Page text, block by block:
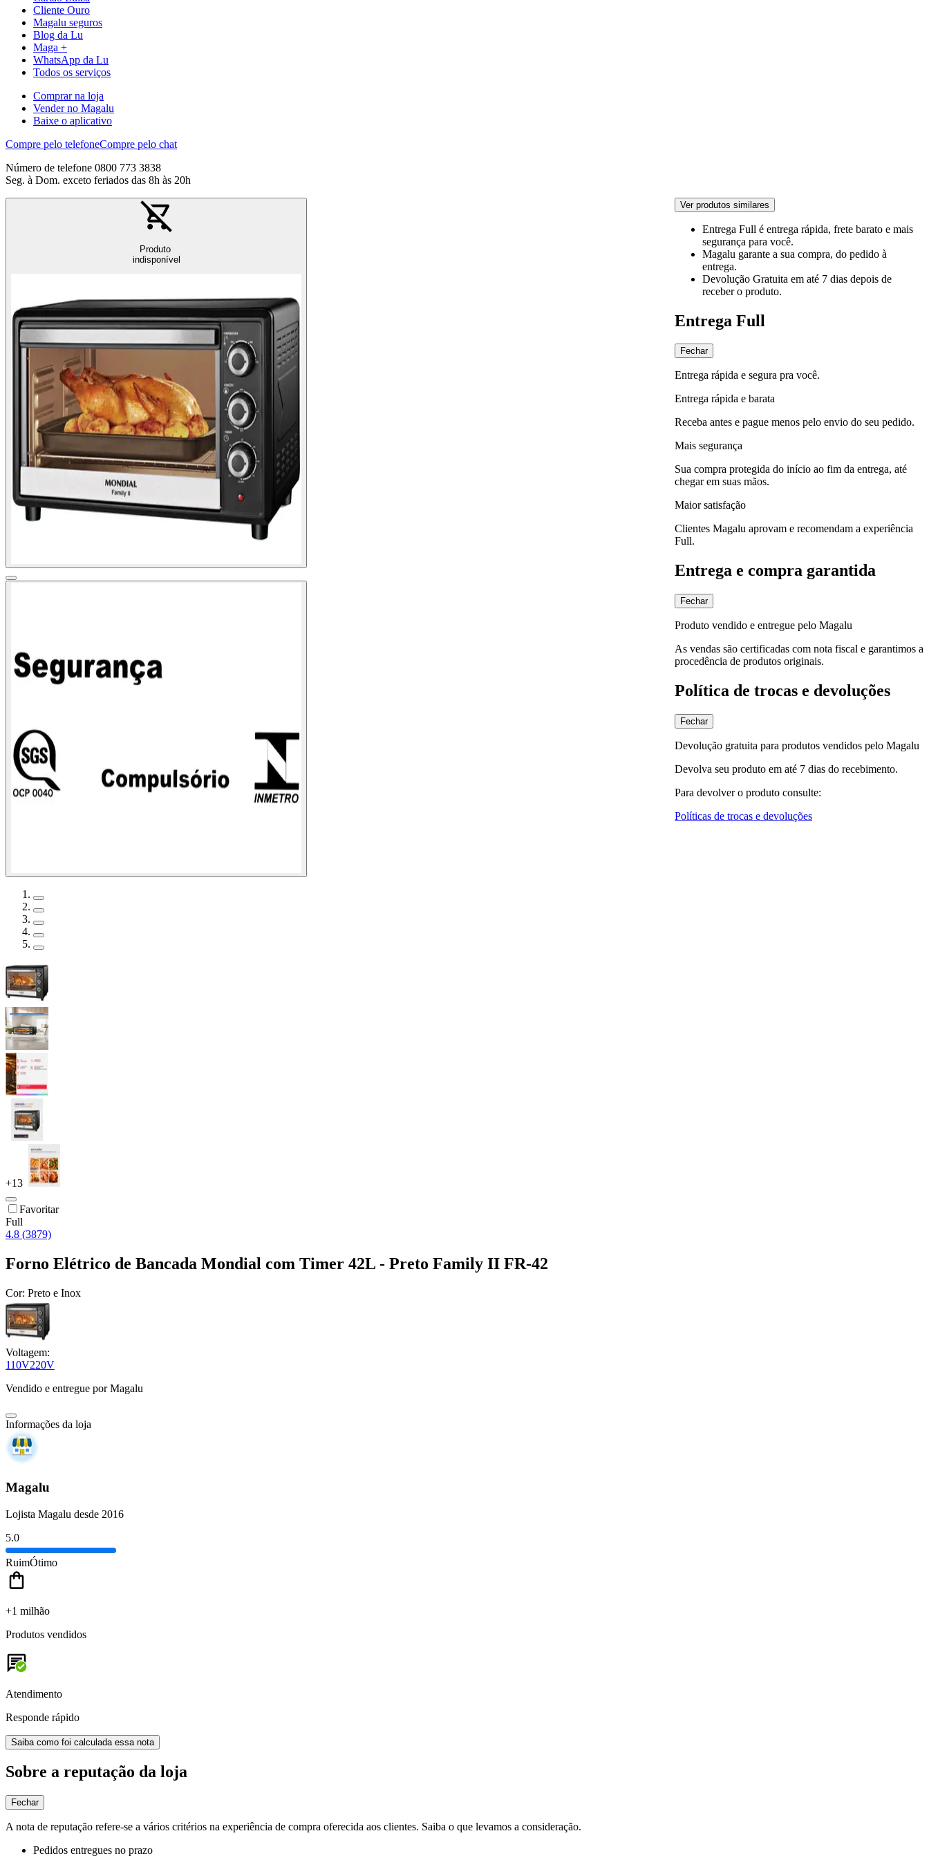
Cliente Ouro
Magalu seguros
Blog da Lu
Maga +
WhatsApp da Lu
Todos os serviços
Comprar na loja
Vender no Magalu
Baixe o aplicativo
Compre pelo telefoneCompre pelo chat
Número de telefone 0800 773 3838
Seg. à Dom. exceto feriados das 8h às 20h
Produto
indisponível
+13
Favoritar
Full
4.8 (3879)
Forno Elétrico de Bancada Mondial com Timer 42L - Preto Family II FR-42
Cor: Preto e Inox
Voltagem:
110V220V
Vendido e entregue por Magalu
Informações da loja
Magalu
Lojista Magalu desde 2016
5.0
RuimÓtimo
+1 milhão
Produtos vendidos
Atendimento
Responde rápido
Saiba como foi calculada essa nota
Sobre a reputação da loja
Fechar
A nota de reputação refere-se a vários critérios na experiência de compra oferecida aos clientes. Saiba o que levamos a consideração.
Pedidos entregues no prazo
Ver produtos similares
Entrega Full é entrega rápida, frete barato e mais
segurança para você.
Magalu garante a sua compra, do pedido à
entrega.
Devolução Gratuita em até 7 dias depois de
receber o produto.
Entrega Full
Fechar
Entrega rápida e segura pra você.
Entrega rápida e barata
Receba antes e pague menos pelo envio do seu pedido.
Mais segurança
Sua compra protegida do início ao fim da entrega, até
chegar em suas mãos.
Maior satisfação
Clientes Magalu aprovam e recomendam a experiência
Full.
Entrega e compra garantida
Fechar
Produto vendido e entregue pelo Magalu
As vendas são certificadas com nota fiscal e garantimos a
procedência de produtos originais.
Política de trocas e devoluções
Fechar
Devolução gratuita para produtos vendidos pelo Magalu
Devolva seu produto em até 7 dias do recebimento.
Para devolver o produto consulte:
Políticas de trocas e devoluções